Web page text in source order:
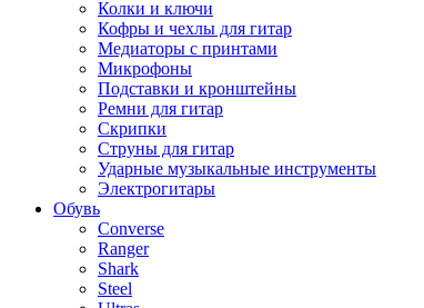
Колки и ключи
Кофры и чехлы для гитар
Медиаторы с принтами
Микрофоны
Подставки и кронштейны
Ремни для гитар
Скрипки
Струны для гитар
Ударные музыкальные инструменты
Электрогитары
Обувь
Converse
Ranger
Shark
Steel